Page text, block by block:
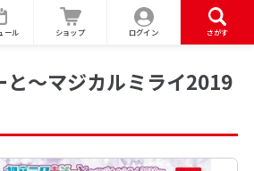
ール ショップ ログイン さがす
と～マジカルミライ2019